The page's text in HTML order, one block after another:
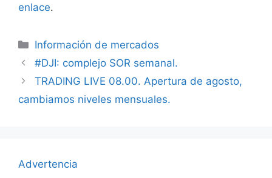
enlace.
Categorías
Información de mercados
#DJI: complejo SOR semanal.
TRADING LIVE 08.00. Apertura de agosto,
cambiamos niveles mensuales.
Advertencia